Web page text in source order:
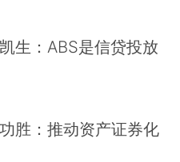
生：ABS是信贷投放
胜：推动资产证券化